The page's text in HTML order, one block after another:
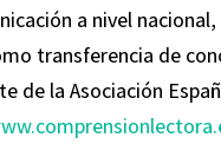
a nivel
transferencia de
de la Asociación